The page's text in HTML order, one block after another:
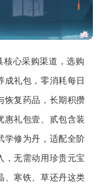
核心采购渠道，选购
成礼包，零消耗每日
恢复药品，长期积攒
惠礼包壹、贰包含装
学修为丹，适配全阶
，无需动用珍贵元宝
、寒铁、草还丹这类